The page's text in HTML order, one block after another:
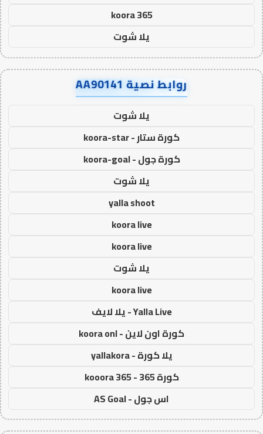
koora 365
يلا شوت
روابط نصية AA90141
يلا شوت
كورة ستار - koora-star
كورة جول - koora-goal
يلا شوت
yalla shoot
koora live
koora live
يلا شوت
koora live
Yalla Live - يلا لايف
كورة اون لاين - koora onl
يلا كورة - yallakora
كورة 365 - kooora 365
اس جول - AS Goal